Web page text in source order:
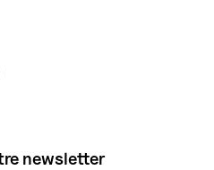
newsletter